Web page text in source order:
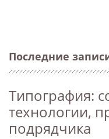
Последние
Типография:
технологии,
подрядчика